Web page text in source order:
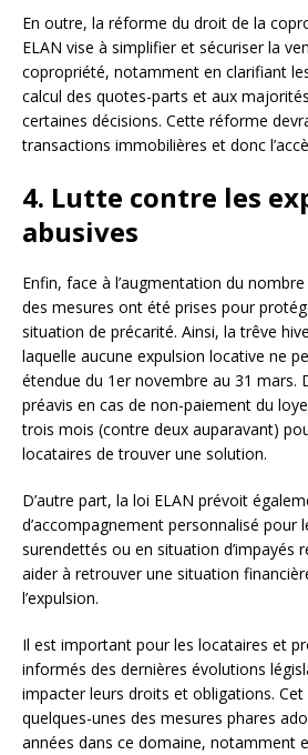
En outre, la réforme du droit de la
ELAN vise à simplifier et sécuriser la
copropriété, notamment en clarifiant
calcul des quotes-parts et aux
certaines décisions. Cette réforme
transactions immobilières et donc
4. Lutte contre les
abusives
Enfin, face à l’augmentation du
des mesures ont été prises pour
situation de précarité. Ainsi, la trêve
laquelle aucune expulsion locative ne
étendue du 1er novembre au 31 mars.
préavis en cas de non-paiement du
trois mois (contre deux auparavant)
locataires de trouver une solution.
D’autre part, la loi ELAN prévoit
d’accompagnement personnalisé pour
surendettés ou en situation d’impayés
aider à retrouver une situation
l’expulsion.
Il est important pour les locataires et
informés des dernières évolutions
impacter leurs droits et obligations.
quelques-unes des mesures phares
années dans ce domaine, notamment